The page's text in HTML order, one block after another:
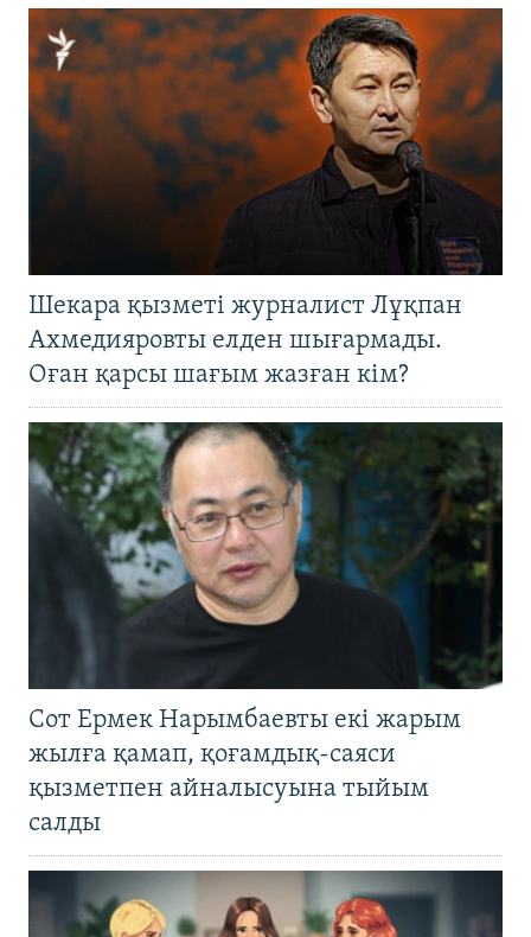
Шекара қызметі журналист Лұқпан
Ахмедияровты елден шығармады.
Оған қарсы шағым жазған кім?
Сот Ермек Нарымбаевты екі жарым
жылға қамап, қоғамдық-саяси
қызметпен айналысуына тыйым
салды